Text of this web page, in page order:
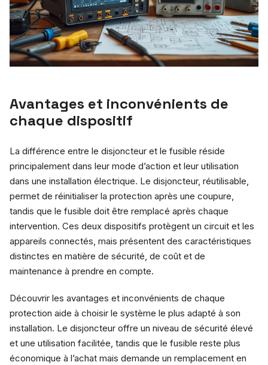
Avantages et inconvénients de
chaque dispositif
La différence entre le disjoncteur et le fusible réside
principalement dans leur mode d’action et leur utilisation
dans une installation électrique. Le disjoncteur, réutilisable,
permet de réinitialiser la protection après une coupure,
tandis que le fusible doit être remplacé après chaque
intervention. Ces deux dispositifs protègent un circuit et les
appareils connectés, mais présentent des caractéristiques
distinctes en matière de sécurité, de coût et de
maintenance à prendre en compte.
Découvrir les avantages et inconvénients de chaque
protection aide à choisir le système le plus adapté à son
installation. Le disjoncteur offre un niveau de sécurité élevé
et une utilisation facilitée, tandis que le fusible reste plus
économique à l’achat mais demande un remplacement en